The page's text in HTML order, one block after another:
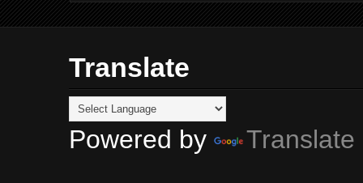
Translate
Powered by Translate